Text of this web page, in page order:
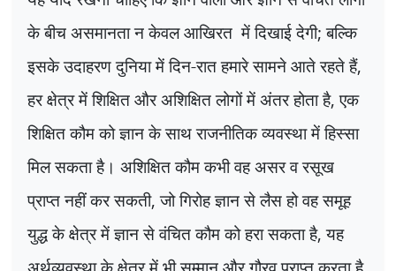
के बीच असमानता न केवल आखिरत में दिखाई देगी;बल्कि
इसके उदाहरण दुनिया में दिन-रात हमारे सामने आते रहते हैं,
हर क्षेत्र में शिक्षित और अशिक्षित लोगों में अंतर होता है,एक
शिक्षित कौम को ज्ञान के साथ राजनीतिक व्यवस्था में हिस्सा
मिल सकता है। अशिक्षित कौम कभी वह असर व रसूख
प्राप्त नहीं कर सकती,जो गिरोह ज्ञान से लैस हो वह समूह
युद्ध के क्षेत्र में ज्ञान से वंचित कौम को हरा सकता है,यह